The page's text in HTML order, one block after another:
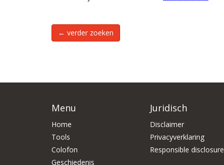
← verder zoeken
Menu
Home
Tools
Colofon
Geschiedenis
Juridisch
Disclaimer
Privacyverklaring
Responsible disclosure